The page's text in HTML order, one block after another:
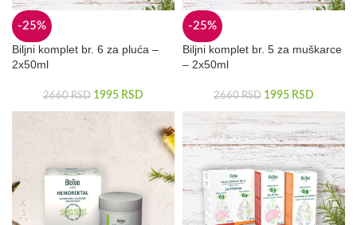
-25%
Biljni komplet br. 6 za pluća –
2x50ml
2660RSD 1995 RSD
-25%
Biljni komplet br. 5 za muškarce
– 2x50ml
2660RSD 1995 RSD